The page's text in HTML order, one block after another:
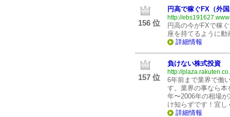
156 位
円高で稼ぐFX（外
http://
円高の今がFXで稼
座を持てるように
詳細情報
157 位
負けない株式投資
http://
6年前まで業界で働
す。業界の事なら本
年〜2006年の相場
け知らずです！宜
詳細情報